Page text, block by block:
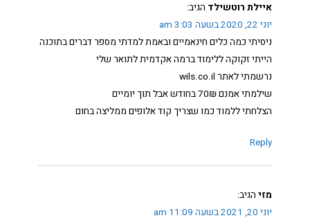
איילת רוטשילד הגיב:
יוני 22, 2020 בשעה 3:03 am
ניסיתי כמה כלים חינאמיים ובאמת למדתי מספר דברים בתוכנה
הייתי זקוקה ללימוד ברמה אקדמית לתואר שלי
נרשמתי לאתר wils.co.il
שילמתי אמנם 70₪ בחודש אבל תוך יומיים
הצלחתי ללמוד כמו שצריך קוד אלופים ממליצה בחום
Reply
מזי הגיב:
יוני 20, 2021 בשעה 11:09 am